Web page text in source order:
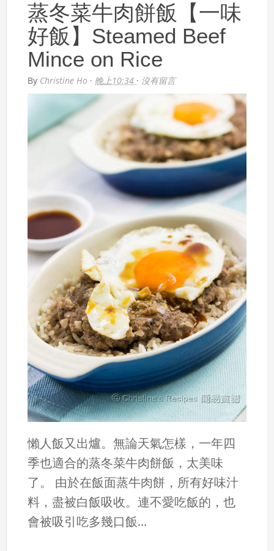
蒸冬菜牛肉餅飯【一味
好飯】Steamed Beef
Mince on Rice
By Christine Ho · 晚上10:34 · 沒有留言
懶人飯又出爐。無論天氣怎樣，一年四
季也適合的蒸冬菜牛肉餅飯，太美味
了。 由於在飯面蒸牛肉餅，所有好味汁
料，盡被白飯吸收。連不愛吃飯的，也
會被吸引吃多幾口飯...